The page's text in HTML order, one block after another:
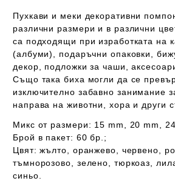
Пухкави и меки декоративни
различни размери и в различни
са подходящи при изработката на
(албуми), подаръчни опаковки,
декор, подложки за чаши,
Също така биха могли да се
изключително забавно занимание
направа на животни, хора и други
Mикс от размери: 15 mm, 20 mm,
​​Брой в пакет: 60 бр.;
Цвят: жълто, оранжево, червено,
тъмнорозово, зелено, тюркоаз,
синьо.